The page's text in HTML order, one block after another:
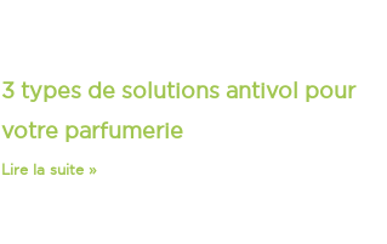
3 types de solutions antivol pour
votre parfumerie
Lire la suite »